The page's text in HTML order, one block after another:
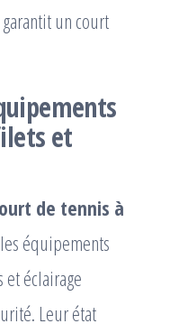
un court
et
de tennis à
équipements
et éclairage
Leur état